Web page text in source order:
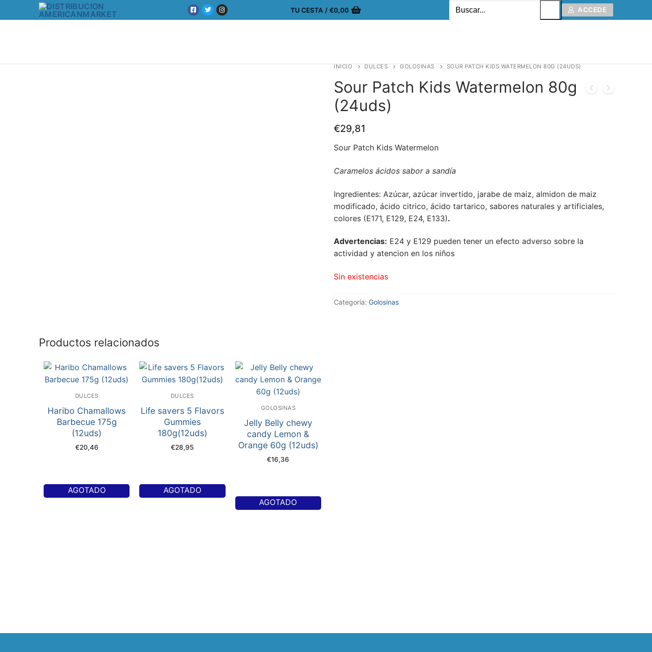
TU CESTA / €0,00 ACCEDE
INICIO DULCES GOLOSINAS SOUR PATCH KIDS WATERMELON 80G (24UDS)
Sour Patch Kids Watermelon 80g
(24uds)
€29,81
Sour Patch Kids Watermelon
Caramelos ácidos sabor a sandía
Ingredientes: Azúcar, azúcar invertido, jarabe de maiz, almidon de maiz
modificado, ácido citrico, ácido tartarico, sabores naturales y artificiales,
colores (E171, E129, E24, E133).
Advertencias: E24 y E129 pueden tener un efecto adverso sobre la
actividad y atencion en los niños
Sin existencias
Categoría: Golosinas
Productos relacionados
DULCES
Haribo Chamallows
Barbecue 175g
(12uds)
€20,46
AGOTADO
DULCES
Life savers 5 Flavors
Gummies
180g(12uds)
€28,95
AGOTADO
GOLOSINAS
Jelly Belly chewy
candy Lemon &
Orange 60g (12uds)
€16,36
AGOTADO